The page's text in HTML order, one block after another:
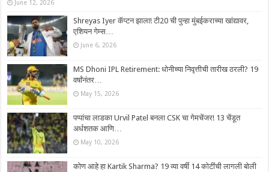
June 12, 2026
Shreyas Iyer कॅप्टन झाला! टी20 ची पुन्हा मुंबईकराच्या खांद्यावर,
एशियन गेम्स…
June 6, 2026
MS Dhoni IPL Retirement: धोनीच्या निवृत्तीची तारीख ठरली? 19
वर्षांनंतर…
May 15, 2026
पप्पांचा लाडका Urvil Patel बनला CSK चा गेमचेंजर! 13 चेंडूत
अर्धशतक आणि…
May 10, 2026
कोण आहे हा Kartik Sharma? 19 व्या वर्षी 14 कोटींची लागली बोली